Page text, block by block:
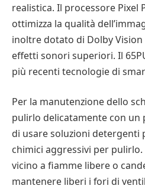
realistica. Il processore Pixel
ottimizza la qualità
inoltre dotato di Dolby
effetti sonori superiori. Il
più recenti tecnologie di
Per la manutenzione dello
pulirlo delicatamente con un
di usare soluzioni detergenti
chimici aggressivi per
vicino a fiamme libere o
mantenere liberi i fori di